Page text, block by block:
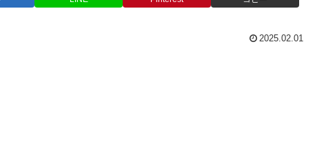
2025.02.01